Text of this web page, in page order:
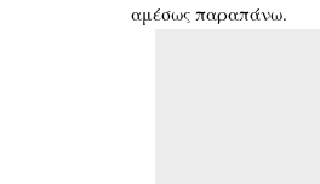
αμέσως παραπάνω.